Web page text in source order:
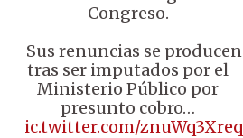
Congreso.
♦️ Sus renuncias se producen
tras ser imputados por el
Ministerio Público por
presunto cobro…
pic.twitter.com/znuWq3Xreq